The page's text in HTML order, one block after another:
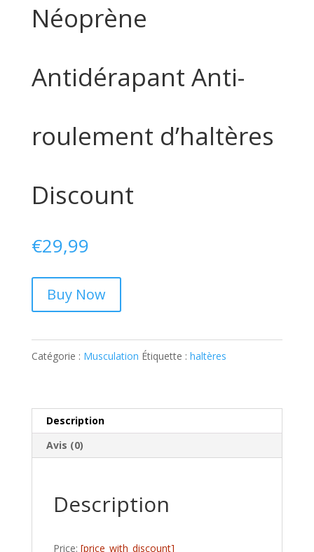
Néoprène
Antidérapant Anti-
roulement d’haltères
Discount
€29,99
Buy Now
Catégorie : Musculation Étiquette : haltères
Description
Avis (0)
Description
Price: [price_with_discount]